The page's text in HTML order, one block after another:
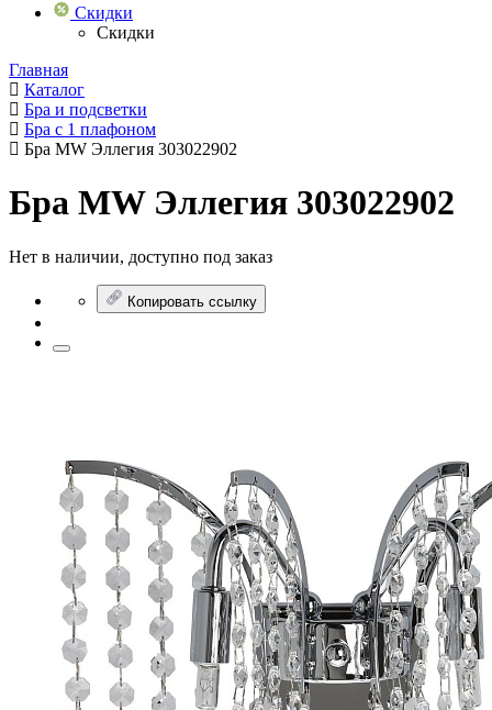
Скидки
Скидки
Главная
Каталог
Бра и подсветки
Бра с 1 плафоном
Бра MW Эллегия 303022902
Бра MW Эллегия 303022902
Нет в наличии, доступно под заказ
Копировать ссылку